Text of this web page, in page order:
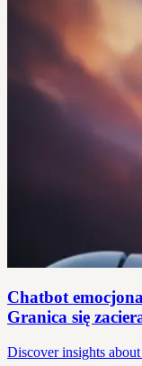
Chatbot
Granica się
Discover insights